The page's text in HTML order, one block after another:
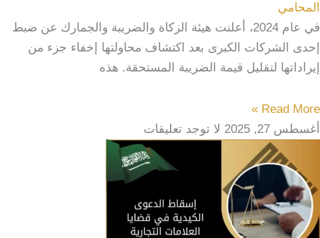
المحامي
في عام 2024، أعلنت هيئة الزكاة والضريبة والجمارك عن ضبط
إحدى الشركات الكبرى بعد اكتشاف محاولتها إخفاء جزء من
إيراداتها لتقليل قيمة الضريبة المستحقة. هذه
Read More »
أغسطس 27, 2025
لا توجد تعليقات